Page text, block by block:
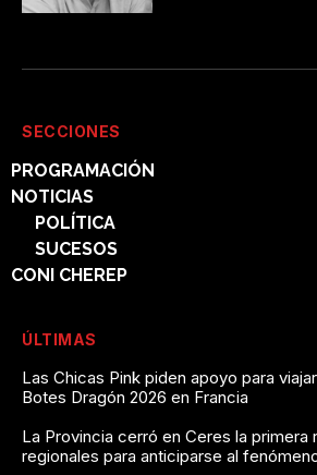
SECCIONES
PROGRAMACIÓN
NOTICIAS
POLÍTICA
SUCESOS
CONI CHEREP
ÚLTIMAS
Las Chicas Pink piden apoyo para
Botes Dragón 2026 en Francia
La Provincia cerró en Ceres la primera
regionales para anticiparse al